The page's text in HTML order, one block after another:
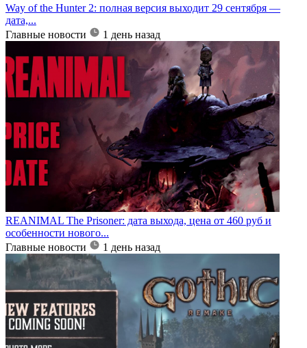
Way of the Hunter 2: полная версия выходит 29 сентября —
дата,...
Главные новости
1 день назад
REANIMAL The Prisoner: дата выхода, цена от 460 руб и
особенности нового...
Главные новости
1 день назад